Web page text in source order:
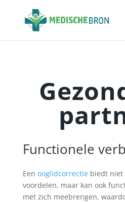
Functionele
Een ooglidcorrectie biedt niet
voordelen, maar kan ook
met zich meebrengen,